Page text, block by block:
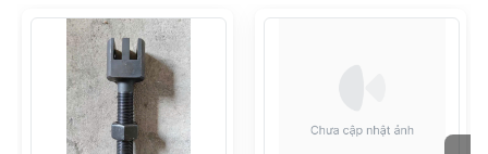
TOYOTA, TCM, MITSUBISHI, KOMAT'SU, HELI, HANGCHA,
YALE, SUMITOMO, EP, SHINKO, NISSAN, YANMAR, DAEWOO,
HYUNDAI, SAMSUNG, CLARK, HYSTER, NICHIYU, LINDE,
CROWN, CATERPILLAR, TAILIFT
Càng nâng hạ hàng hóa từ 2,5 tấn - 3 tấn - 4 tấn - 5 tấn - 6 tấn -